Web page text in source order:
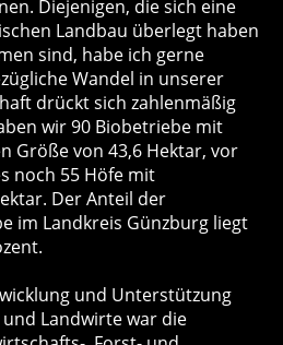
Diejenigen, die sich eine
Landbau überlegt haben
sind, habe ich gerne
Wandel in unserer
drückt sich zahlenmäßig
wir 90 Biobetriebe mit
Größe von 43,6 Hektar, vor
noch 55 Höfe mit
Der Anteil der
im Landkreis Günzburg liegt
und Unterstützung
Landwirte war die